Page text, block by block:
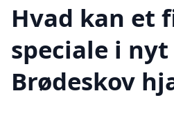
Hvad kan et
speciale i
Brødeskov